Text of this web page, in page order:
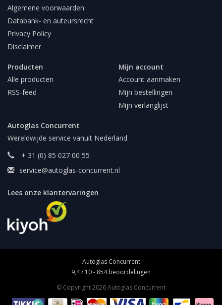
Algemene voorwaarden
Databank- en auteursrecht
Privacy Policy
Disclaimer
Producten
Alle producten
RSS-feed
Mijn account
Account aanmaken
Mijn bestellingen
Mijn verlanglijst
Autoglas Concurrent
Wereldwijde service vanuit Nederland
+ 31 (0) 85 027 00 55
service@autoglas-concurrent.nl
Lees onze klantervaringen
Autoglas Concurrent
9,4/ 10- 854beoordelingen
© Copyright 2026 Autoglas Concurrent